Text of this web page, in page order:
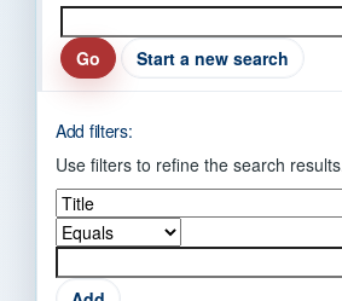
Start a new search
Add filters:
Use filters to refine the search